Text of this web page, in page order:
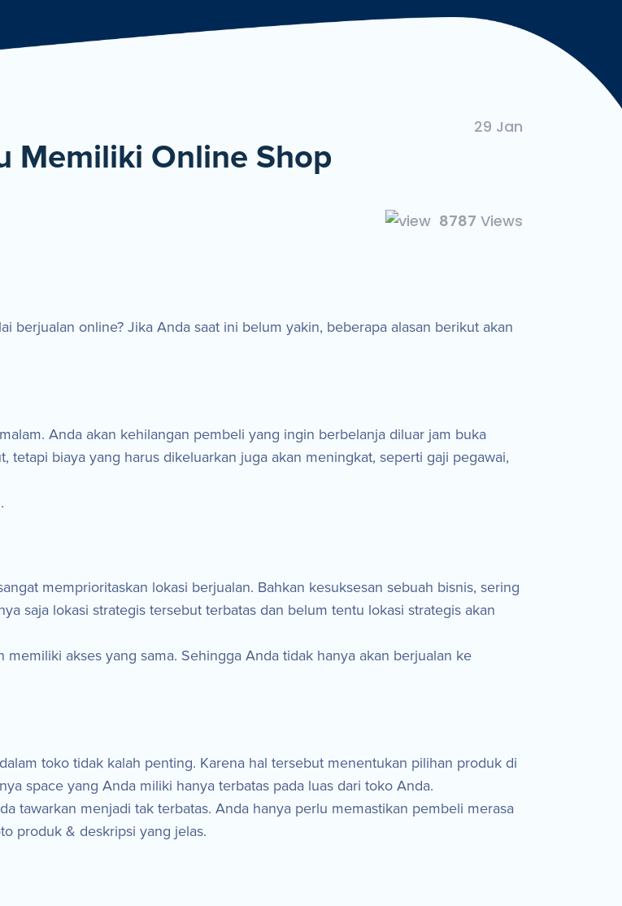
Dengan Mudah dan Cepat
29 Jan
Memiliki Online Shop
8787 Views
online? Jika Anda saat ini belum yakin, beberapa alasan berikut akan
Anda akan kehilangan pembeli yang ingin berbelanja diluar jam buka
tetapi biaya yang harus dikeluarkan juga akan meningkat, seperti gaji pegawai,
memprioritaskan lokasi berjualan. Bahkan kesuksesan sebuah bisnis, sering
saja lokasi strategis tersebut terbatas dan belum tentu lokasi strategis akan
akses yang sama. Sehingga Anda tidak hanya akan berjualan ke
toko tidak kalah penting. Karena hal tersebut menentukan pilihan produk di
space yang Anda miliki hanya terbatas pada luas dari toko Anda.
tawarkan menjadi tak terbatas. Anda hanya perlu memastikan pembeli merasa
produk & deskripsi yang jelas.